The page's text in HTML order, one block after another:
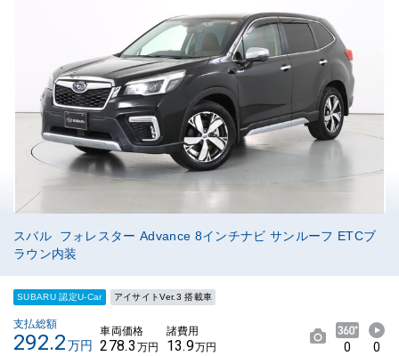
スバル フォレスター Advance 8インチナビ サンルーフ ETCブ
ラウン内装
SUBARU 認定U-Car アイサイトVer.3 搭載車
支払総額
292.2万円
車両価格
278.3 万円
諸費用
13.9万円 0 0